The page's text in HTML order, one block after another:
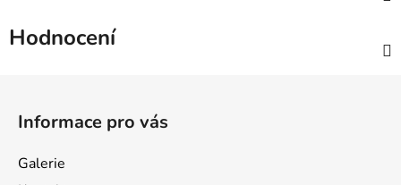
Hodnocení
Informace pro vás
Galerie